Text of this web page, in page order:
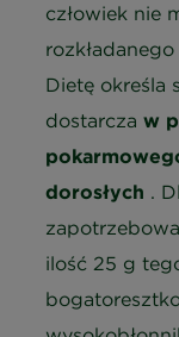
człowiek nie
Dietę określa
dostarcza w
dorosłych .
ilość 25 g